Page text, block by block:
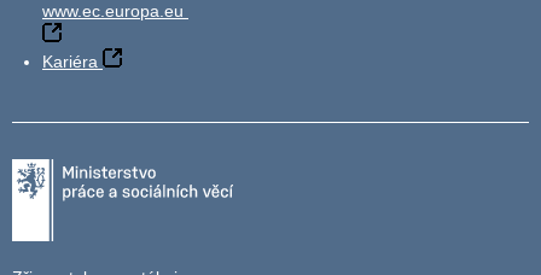
www.ec.europa.eu
Kariéra